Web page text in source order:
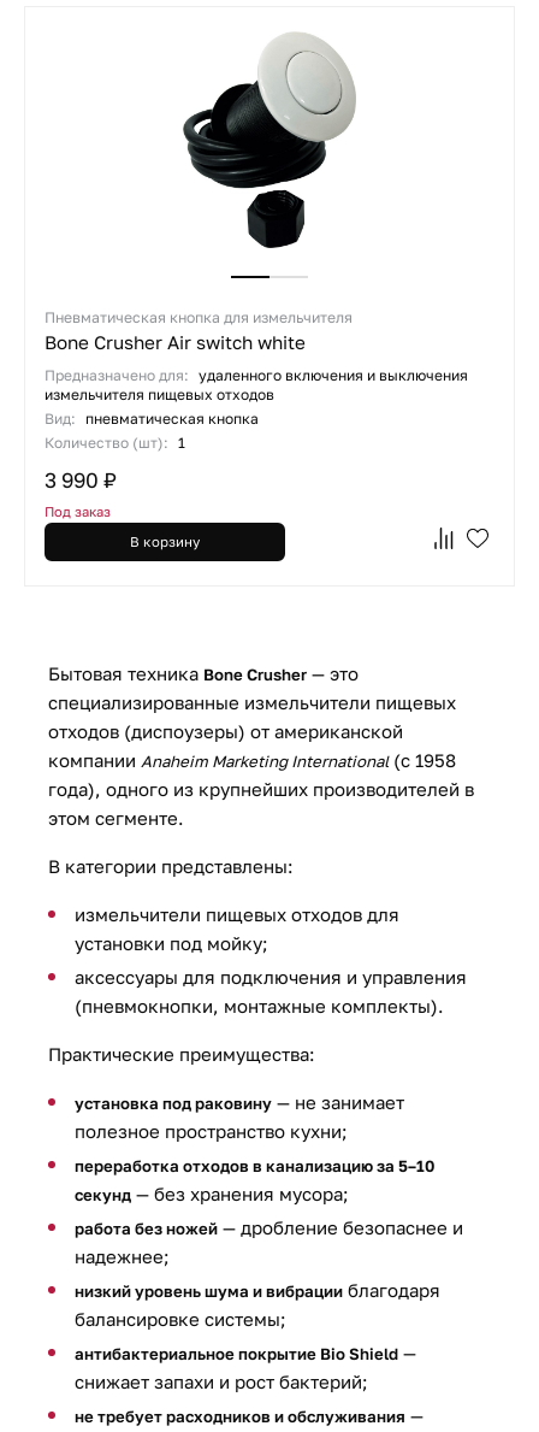
Пневматическая кнопка для измельчителя
Bone Crusher Air switch white
Предназначено для: удаленного включения и выключения
измельчителя пищевых отходов
Вид:
пневматическая кнопка
Количество (шт): 1
3 990 ₽
Под заказ
В корзину
Бытовая техника Bone Crusher — это
специализированные измельчители пищевых
отходов (диспоузеры) от американской
компании Anaheim Marketing International(с 1958
года), одного из крупнейших производителей в
этом сегменте.
В категории представлены:
измельчители пищевых отходов для
установки под мойку;
аксессуары для подключения и управления
(пневмокнопки, монтажные комплекты).
Практические преимущества:
установка под раковину — не занимает
полезное пространство кухни;
переработка отходов в канализацию за 5–10
секунд — без хранения мусора;
работа без ножей — дробление безопаснее и
надежнее;
низкий уровень шума и вибрации благодаря
балансировке системы;
антибактериальное покрытие Bio Shield —
снижает запахи и рост бактерий;
не требует расходников и обслуживания —